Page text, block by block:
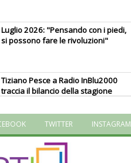
Luglio 2026: "Pensando con i piedi,
si possono fare le rivoluzioni"
Tiziano Pesce a Radio InBlu2000
traccia il bilancio della stagione
valorizzi le nostre specificità"
TWITTER INSTAGRAM